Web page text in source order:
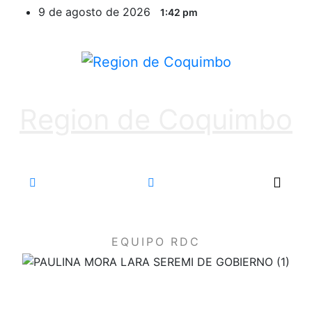
9 de agosto de 2026 1:42 pm
EQUIPO RDC